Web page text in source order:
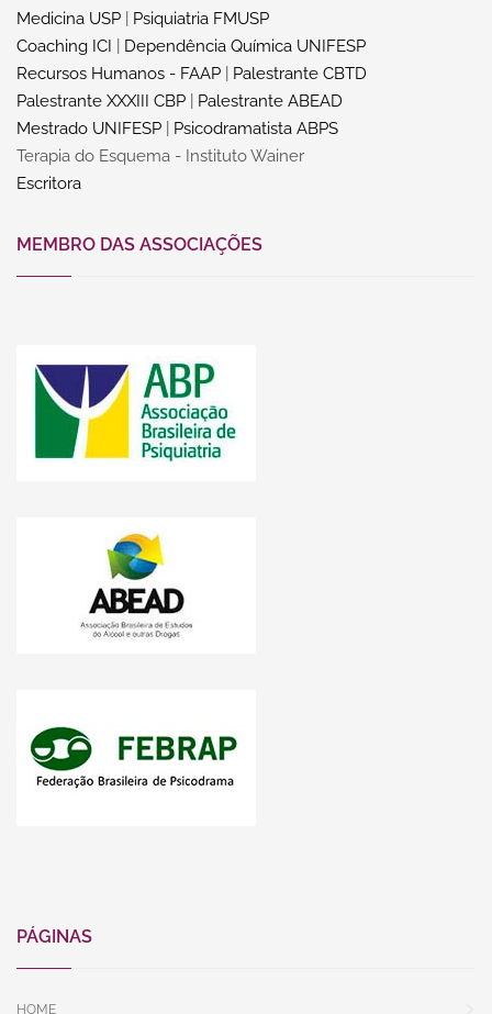
Medicina USP
Psiquiatria FMUSP
Coaching ICI
Dependência Química UNIFESP
Recursos Humanos - FAAP
Palestrante CBTD
Palestrante XXXIII CBP
Palestrante ABEAD
Mestrado UNIFESP
Psicodramatista ABPS
Terapia do Esquema - Instituto Wainer
Escritora
MEMBRO DAS ASSOCIAÇÕES
PÁGINAS
HOME